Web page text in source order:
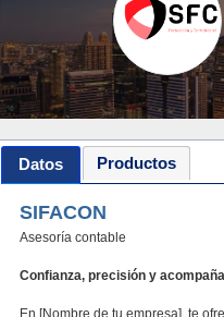
Datos Productos
SIFACON
Asesoría contable
Confianza, precisión y
En [Nombre de tu empresa], te